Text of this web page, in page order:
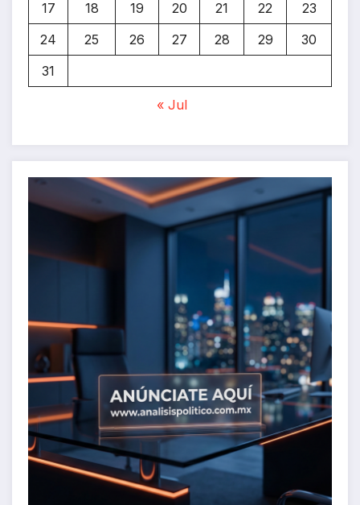
17
18 19 20 21 22
23
24
25 26 27 28 29
30
31
« Jul